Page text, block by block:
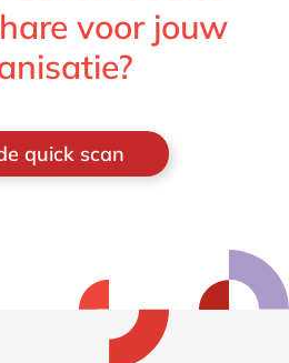
voor jouw
quick scan